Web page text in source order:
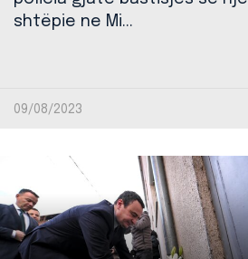
shtëpie ne Mi...
09/08/2023